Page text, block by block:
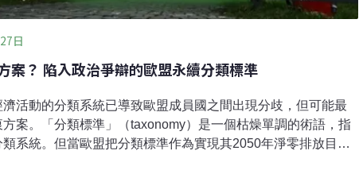
日
案？ 陷入政治爭辯的歐盟永續分類標準
活動的分類系統已導致歐盟成員國之間出現分歧，但可能最
案。「分類標準」（taxonomy）是一個枯燥單調的術語，指
類系統。但當歐盟把分類標準作為實現其2050年淨零排放目標